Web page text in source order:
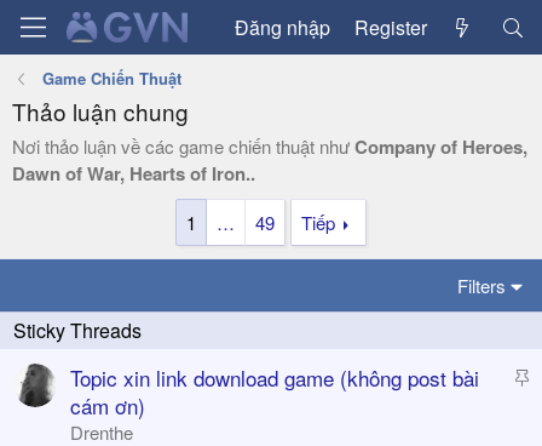
Đăng nhập Register
Game Chiến Thuật
Thảo luận chung
Nơi thảo luận về các game chiến thuật nhưCompany of Heroes,
Dawn of War, Hearts of Iron..
1 … 49 Tiếp
Filters
S
Topic xin link download game (không post bài
cám ơn)
Drenthe